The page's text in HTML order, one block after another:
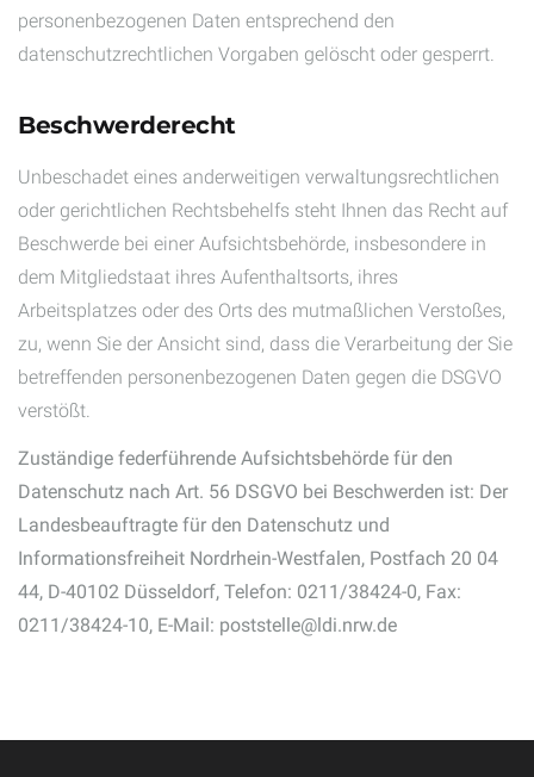
personenbezogenen Daten entsprechend den
datenschutzrechtlichen Vorgaben gelöscht oder gesperrt.
Beschwerderecht
Unbeschadet eines anderweitigen verwaltungsrechtlichen
oder gerichtlichen Rechtsbehelfs steht Ihnen das Recht auf
Beschwerde bei einer Aufsichtsbehörde, insbesondere in
dem Mitgliedstaat ihres Aufenthaltsorts, ihres
Arbeitsplatzes oder des Orts des mutmaßlichen Verstoßes,
zu, wenn Sie der Ansicht sind, dass die Verarbeitung der Sie
betreffenden personenbezogenen Daten gegen die DSGVO
verstößt.
Zuständige federführende Aufsichtsbehörde für den
Datenschutz nach Art. 56 DSGVO bei Beschwerden ist: Der
Landesbeauftragte für den Datenschutz und
Informationsfreiheit Nordrhein-Westfalen, Postfach 20 04
44, D-40102 Düsseldorf, Telefon: 0211/38424-0, Fax:
0211/38424-10, E-Mail: poststelle@ldi.nrw.de